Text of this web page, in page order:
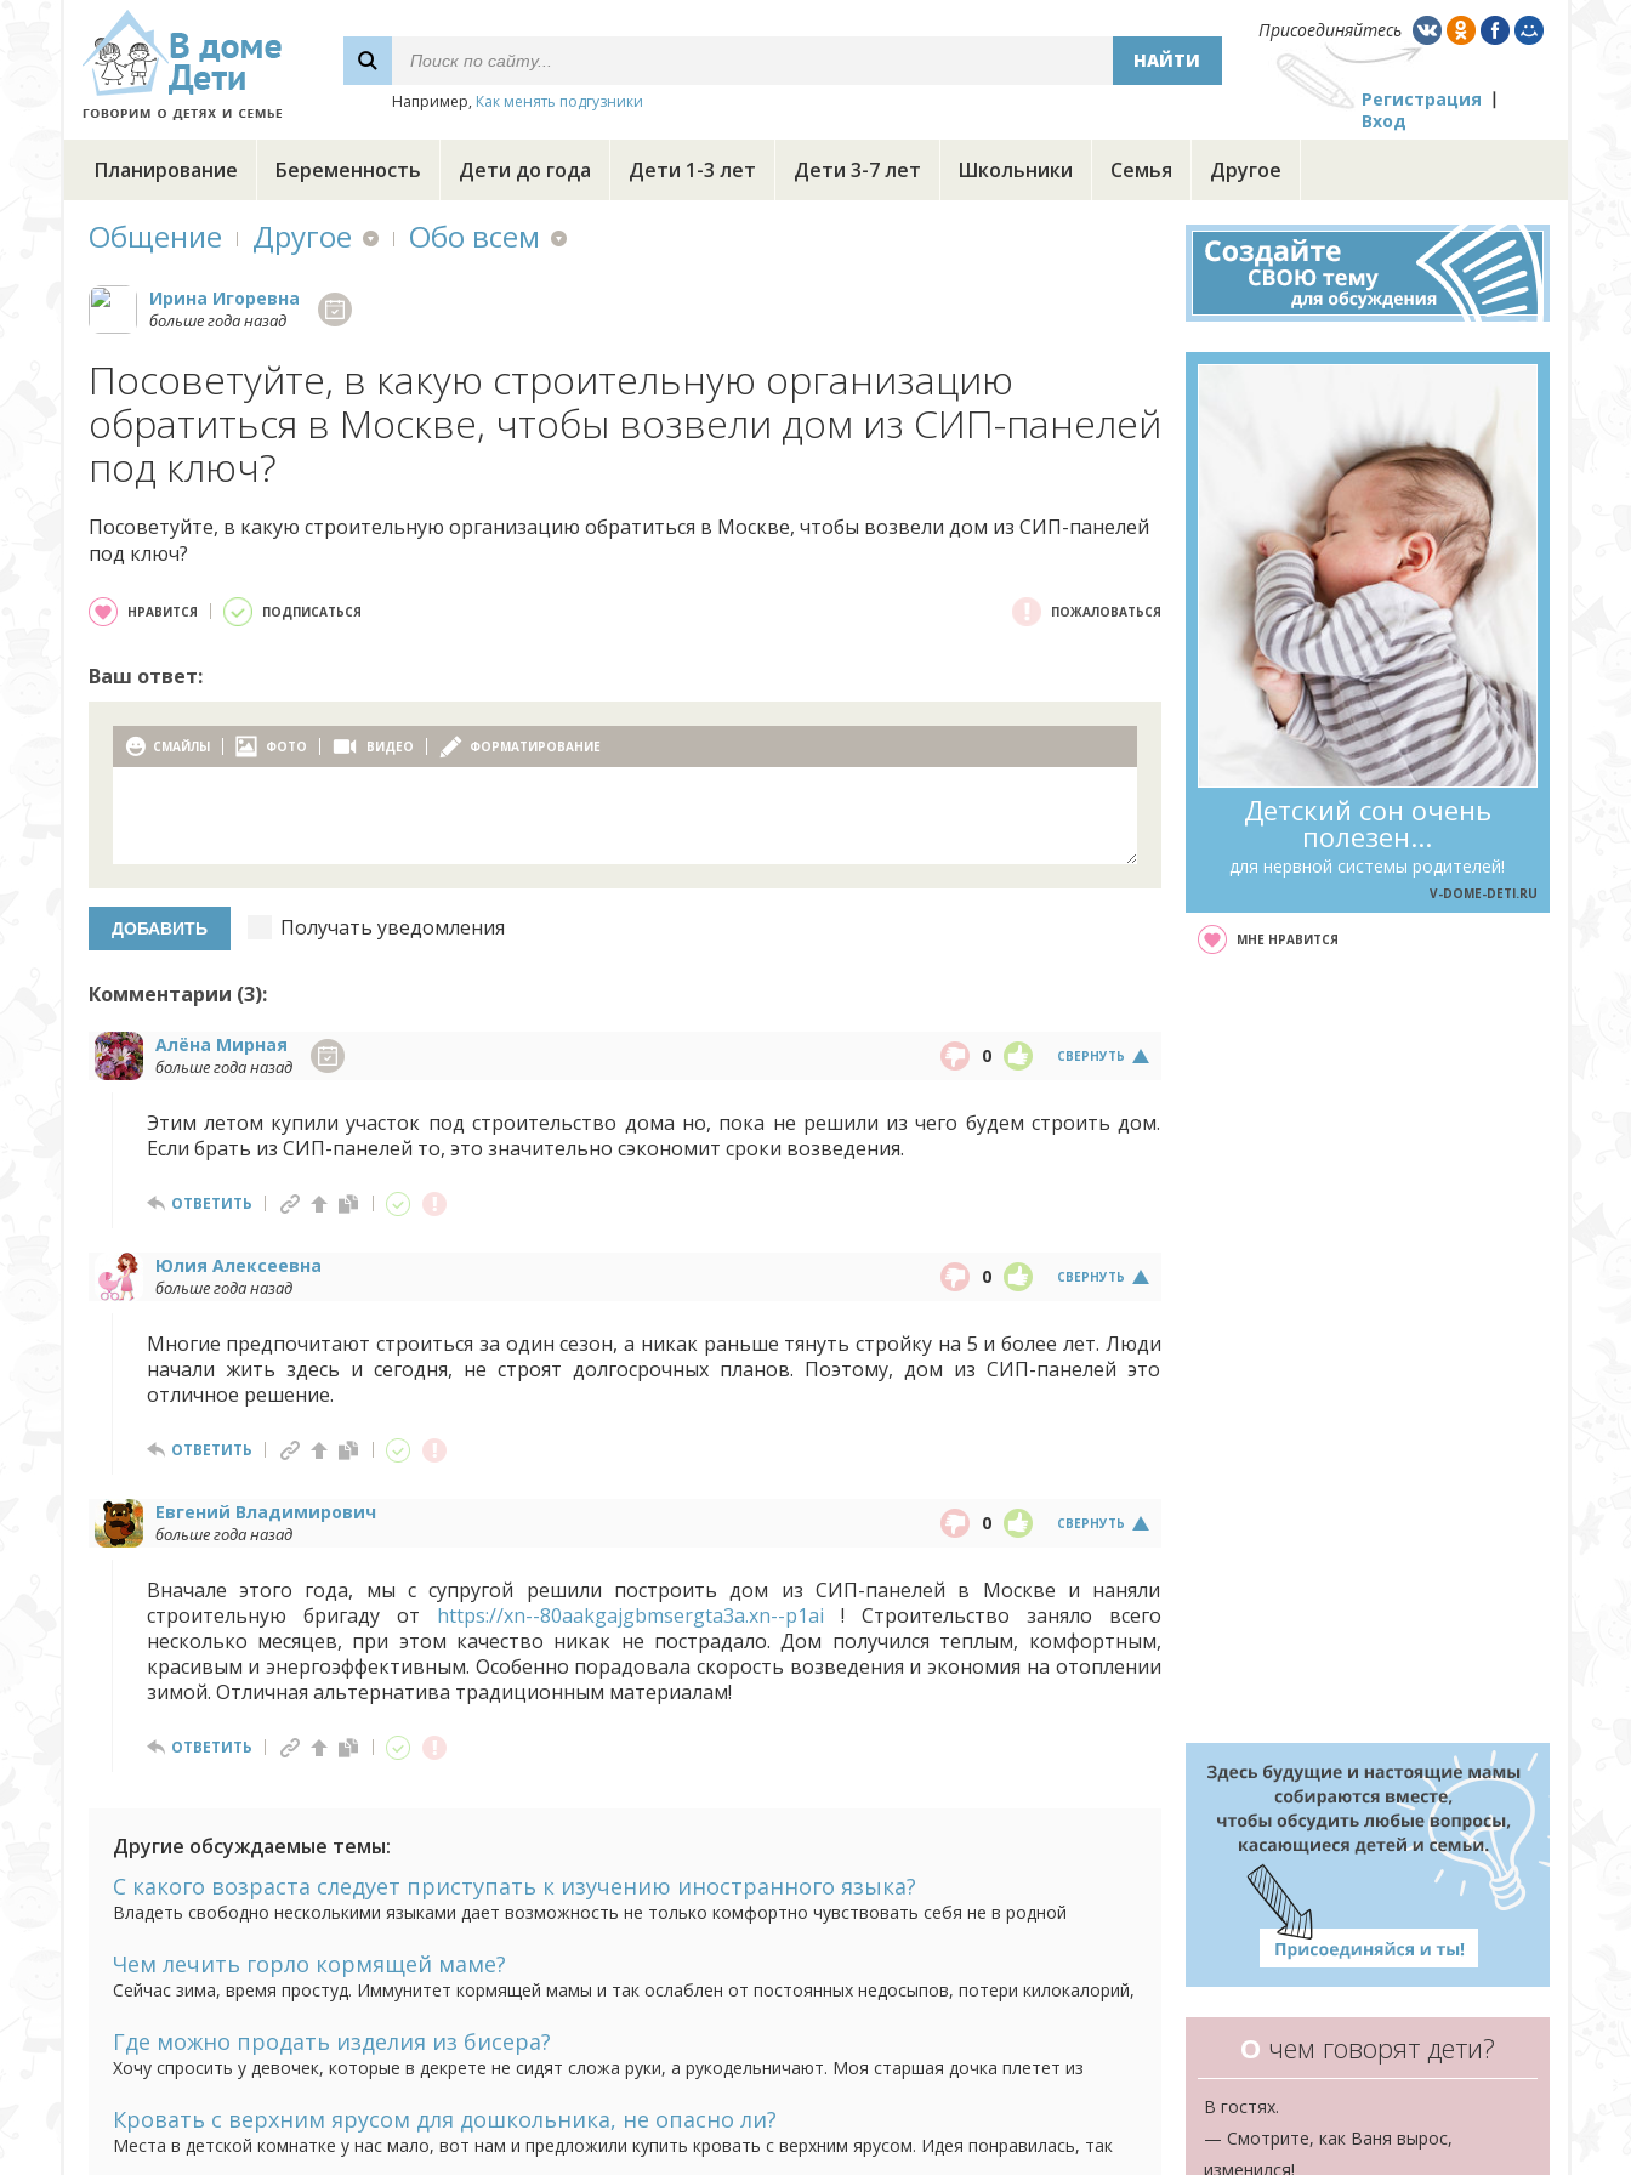
НАЙТИ
Например, Как менять подгузники
Присоединяйтесь
Регистрация
Вход
Планирование Беременность Дети до года Дети 1-3 лет Дети 3-7 лет Школьники Семья Другое
Общение Другое Обо всем
Ирина Игоревна
больше года назад
Посоветуйте, в какую строительную организацию
обратиться в Москве, чтобы возвели дом из СИП-панелей
под ключ?
Посоветуйте, в какую строительную организацию обратиться в Москве, чтобы возвели дом из СИП-панелей
под ключ?
НРАВИТСЯ ПОДПИСАТЬСЯ ПОЖАЛОВАТЬСЯ
Ваш ответ:
СМАЙЛЫ ФОТО ВИДЕО ФОРМАТИРОВАНИЕ
Получать уведомления
Комментарии (3):
Алёна Мирная
больше года назад СВЕРНУТЬ
0
Этим летом купили участок под строительство дома но, пока не решили из чего будем строить дом.
Если брать из СИП-панелей то, это значительно сэкономит сроки возведения.
ОТВЕТИТЬ
Юлия Алексеевна
больше года назад СВЕРНУТЬ
0
Многие предпочитают строиться за один сезон, а никак раньше тянуть стройку на 5 и более лет. Люди
начали жить здесь и сегодня, не строят долгосрочных планов. Поэтому, дом из СИП-панелей это
отличное решение.
ОТВЕТИТЬ
Евгений Владимирович
больше года назад СВЕРНУТЬ
0
Вначале этого года, мы с супругой решили построить дом из СИП-панелей в Москве и наняли
строительную бригаду от https://xn--80aakgajgbmsergta3a.xn--p1ai ! Строительство заняло всего
несколько месяцев, при этом качество никак не пострадало. Дом получился теплым, комфортным,
красивым и энергоэффективным. Особенно порадовала скорость возведения и экономия на отоплении
зимой. Отличная альтернатива традиционным материалам!
ОТВЕТИТЬ
Другие обсуждаемые темы:
С какого возраста следует приступать к изучению иностранного языка?
Владеть свободно несколькими языками дает возможность не только комфортно чувствовать себя не в родной
Считается, что до 5-ти лет ребенок способен усвоить в разы больше информации, чем в последующие...
Чем лечить горло кормящей маме?
Сейчас зима, время простуд. Иммунитет кормящей мамы и так ослаблен от постоянных недосыпов, потери килокалорий,
лекарства не предназначены "для беременных и кормящих матерей".
Где можно продать изделия из бисера?
Хочу спросить у девочек, которые в декрете не сидят сложа руки, а рукодельничают. Моя старшая дочка плетет из
опытом, где и что продаете ручной работы. Если нельзя оставлять ссылки, то хотя бы словами, что...
Кровать с верхним ярусом для дошкольника, не опасно ли?
Места в детской комнатке у нас мало, вот нам и предложили купить кровать с верхним ярусом. Идея понравилась, так
Детский сон очень
полезен...
для нервной системы родителей!
V-DOME-DETI.RU
МНЕ НРАВИТСЯ
О чем говорят дети?
В гостях.
— Смотрите, как Ваня вырос,
изменился!